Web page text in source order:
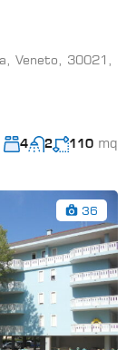
Veneto, 30021,
4 2 110 mq
36